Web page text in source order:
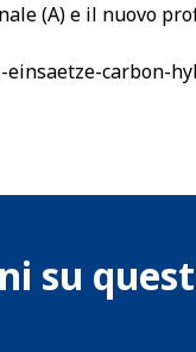
(A) e il nuovo
su